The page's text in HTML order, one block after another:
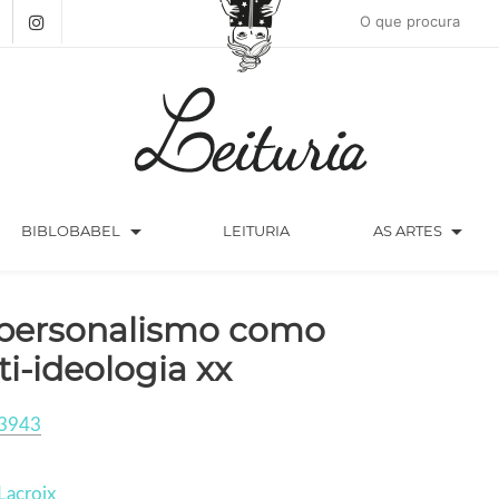
BIBLOBABEL arrow_drop_down LEITURIA AS ARTES arrow_drop_down
como
ideologia xx